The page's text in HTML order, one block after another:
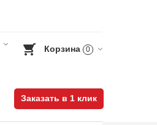
Корзина 0
Заказать в 1 клик